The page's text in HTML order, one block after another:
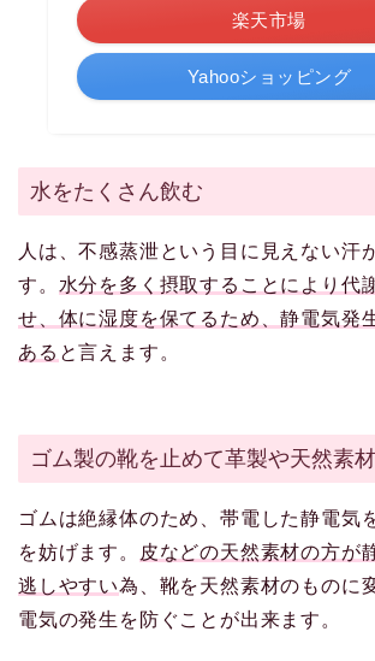
楽天市場
Yahooショッピング
水をたくさん飲む
人は、不感蒸泄という目に見えない汗
す。 水分を多く摂取することにより代
せ、体に湿度を保てるため、静電気発
ある と言えます。
ゴム製の靴を止めて革製や天然素
ゴムは絶縁体のため、帯電した静電気
を妨げます。
皮などの天然素材の方が
逃しやすい為、靴を天然素材のものに
電気の発生を防ぐことが出来ます。